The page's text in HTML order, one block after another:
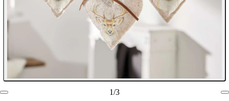
1/3